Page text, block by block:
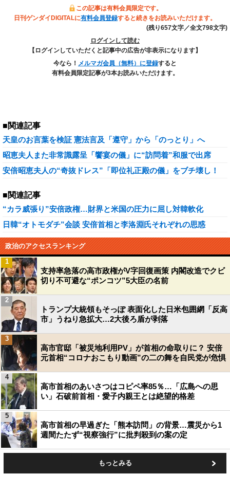
この記事は有料会員限定です。
日刊ゲンダイDIGITALに有料会員登録すると続きをお読みいただけます。
(残り657文字／全文798文字)
ログインして読む
【ログインしていただくと記事中の広告が非表示になります】
今なら！ メルマガ会員（無料）に登録すると
有料会員限定記事が3本お読みいただけます。
■関連記事
天皇のお言葉を検証 憲法言及「遵守」から「のっとり」へ
昭恵夫人また非常識露呈「饗宴の儀」に“訪問着”和服で出席
安倍昭恵夫人の“奇抜ドレス”「即位礼正殿の儀」をブチ壊し！
■関連記事
“カラ威張り”安倍政権…財界と米国の圧力に屈し対韓軟化
日韓“オトモダチ”会談 安倍首相と李洛淵氏それぞれの思惑
政治のアクセスランキング
支持率急落の高市政権がV字回復画策 内閣改造でクビ
切り不可避な“ポンコツ”5大臣の名前
1
トランプ大統領もそっぽ 表面化した日米包囲網「反高
市」うねり急拡大…2大後ろ盾が剥落
2
高市官邸「被災地利用PV」が首相の命取りに？ 安倍
元首相“コロナおこもり動画”の二の舞を自民党が危惧
3
高市首相のあいさつはコピペ率85％…「広島への思
い」石破前首相・愛子内親王とは絶望的格差
4
高市首相の早過ぎた「熊本訪問」の背景…震災から1
週間たたず“視察強行”に批判殺到の案の定
5
もっとみる